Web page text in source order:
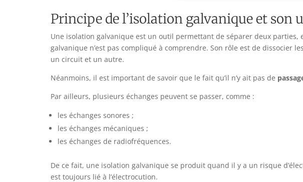
Principe de l’isolation galvanique et son
Une isolation galvanique est un outil permettant de séparer deux
galvanique n’est pas compliqué à comprendre. Son rôle est de dissocier
un circuit et un autre.
Néanmoins, il est important de savoir que le fait qu’il n’y ait pas de
Par ailleurs, plusieurs échanges peuvent se passer, comme :
les échanges sonores ;
les échanges mécaniques ;
les échanges de radiofréquences.
De ce fait, une isolation galvanique se produit quand il y a un risque
est toujours lié à l’électrocution.